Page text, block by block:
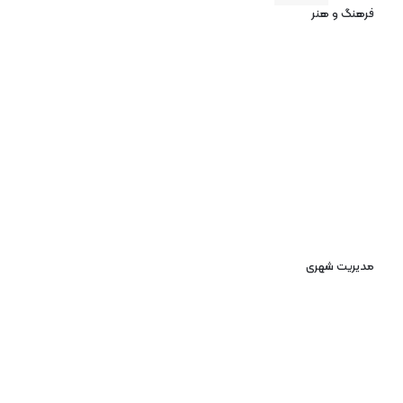
فرهنگ و هنر
مدیریت شهری